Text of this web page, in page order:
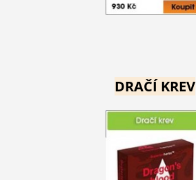
DRAČÍ KREV